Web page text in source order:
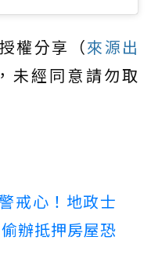
授權分享（來源出
未經同意請勿取
戒心！地政士
辦抵押房屋恐